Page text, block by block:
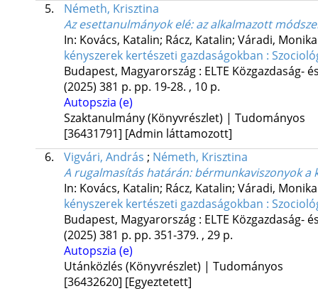
5.
Németh, Krisztina
Az esettanulmányok elé: az alkalmazott
In: Kovács, Katalin; Rácz, Katalin; Váradi,
kényszerek kertészeti gazdaságokban :
Budapest, Magyarország : ELTE Közgazdaság-
(2025) 381 p. pp. 19-28. , 10 p.
Autopszia (e)
Szaktanulmány (Könyvrészlet) | Tudományos
[36431791] [Admin láttamozott]
6.
Vigvári, András ; Németh, Krisztina
A rugalmasítás határán: bérmunkaviszonyok a
In: Kovács, Katalin; Rácz, Katalin; Váradi,
kényszerek kertészeti gazdaságokban :
Budapest, Magyarország : ELTE Közgazdaság-
(2025) 381 p. pp. 351-379. , 29 p.
Autopszia (e)
Utánközlés (Könyvrészlet) | Tudományos
[36432620] [Egyeztetett]